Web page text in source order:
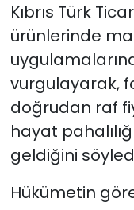
Kıbrıs Türk
ürünlerinde
vurgulayarak,
doğrudan raf
hayat
geldiğini
Hükümetin